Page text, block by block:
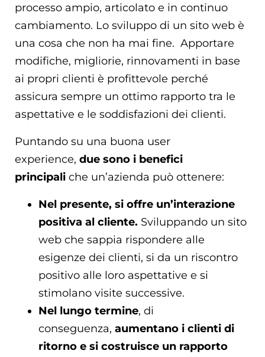
processo ampio, articolato e in continuo
cambiamento. Lo sviluppo di un sito web è
una cosa che non ha mai fine. Apportare
modifiche, migliorie, rinnovamenti in base
ai propri clienti è profittevole perché
assicura sempre un ottimo rapporto tra le
aspettative e le soddisfazioni dei clienti.
Puntando su una buona user
experience, due sono i benefici
principali che un’azienda può ottenere:
Nel presente, si offre un’interazione
positiva al cliente. Sviluppando un sito
web che sappia rispondere alle
esigenze dei clienti, si da un riscontro
positivo alle loro aspettative e si
stimolano visite successive.
Nel lungo termine, di
conseguenza, aumentano i clienti di
ritorno e si costruisce un rapporto